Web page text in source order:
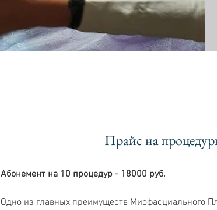
Прайс на
Абонемент на 10 процедур - 18000 руб.
Одно из главных преимуществ Миофасциального